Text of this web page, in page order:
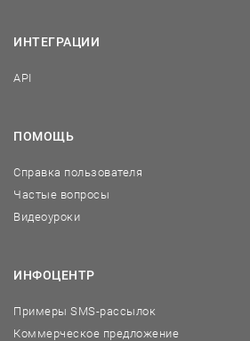
ИНТЕГРАЦИИ
API
ПОМОЩЬ
Справка пользователя
Частые вопросы
Видеоуроки
ИНФОЦЕНТР
Примеры SMS-рассылок
Коммерческое предложение